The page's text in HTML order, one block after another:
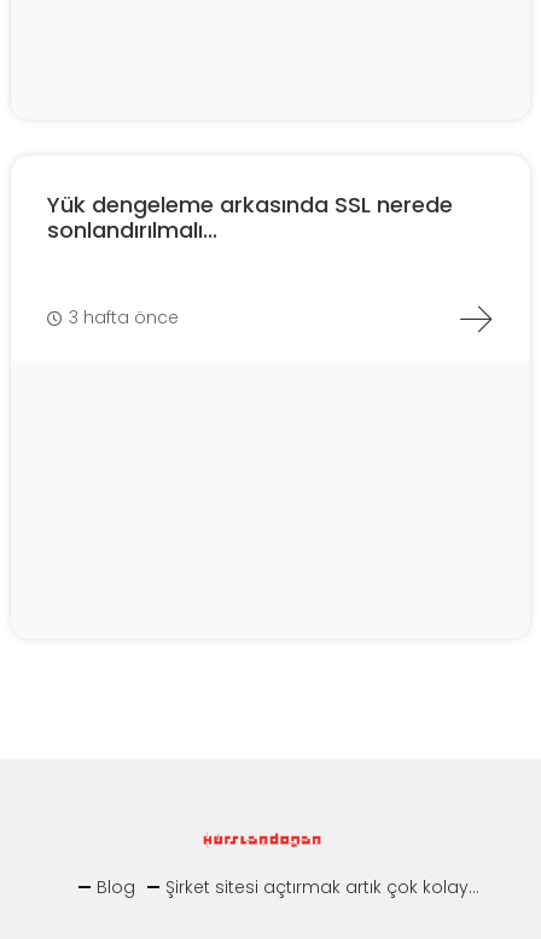
Yük dengeleme arkasında SSL nerede
sonlandırılmalı...
3 hafta önce
Blog Şirket sitesi açtırmak artık çok kolay...